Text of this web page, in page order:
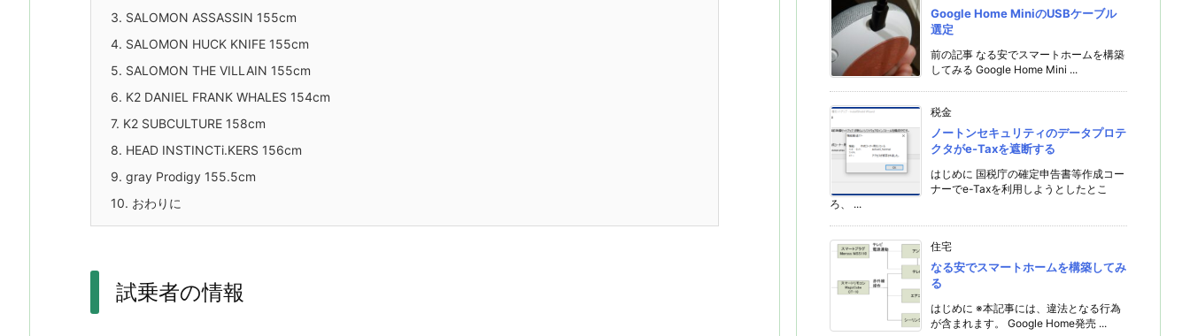
3. SALOMON ASSASSIN 155cm
4. SALOMON HUCK KNIFE 155cm
5. SALOMON THE VILLAIN 155cm
6. K2 DANIEL FRANK WHALES 154cm
7. K2 SUBCULTURE 158cm
8. HEAD INSTINCTi.KERS 156cm
9. gray Prodigy 155.5cm
10. おわりに
試乗者の情報
Google Home MiniのUSBケーブル
選定
前の記事 なる安でスマートホームを構築
してみる Google Home Mini ...
税金
ノートンセキュリティのデータプロテ
クタがe-Taxを遮断する
はじめに 国税庁の確定申告書等作成コー
ナーでe-Taxを利用しようとしたとこ
ろ、 ...
住宅
なる安でスマートホームを構築してみ
る
はじめに ※本記事には、違法となる行為
が含まれます。 Google Home発売 ...